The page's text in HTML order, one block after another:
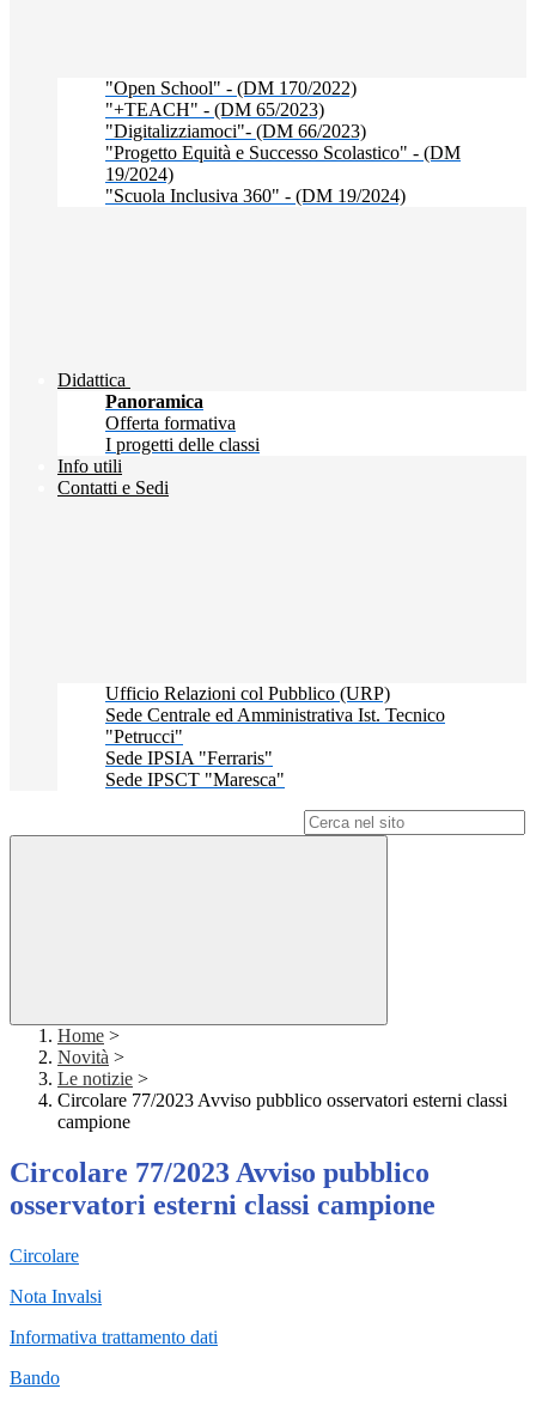
"Open School" - (DM 170/2022)
"+TEACH" - (DM 65/2023)
"Digitalizziamoci"- (DM 66/2023)
"Progetto Equità e Successo Scolastico" - (DM
19/2024)
"Scuola Inclusiva 360" - (DM 19/2024)
Didattica
Panoramica
Offerta formativa
I progetti delle classi
Info utili
Contatti e Sedi
Ufficio Relazioni col Pubblico (URP)
Sede Centrale ed Amministrativa Ist. Tecnico
"Petrucci"
Sede IPSIA "Ferraris"
Sede IPSCT "Maresca"
Home >
Novità >
Le notizie >
Circolare 77/2023 Avviso pubblico osservatori esterni classi
campione
Circolare 77/2023 Avviso pubblico
osservatori esterni classi campione
Circolare
Nota Invalsi
Informativa trattamento dati
Bando